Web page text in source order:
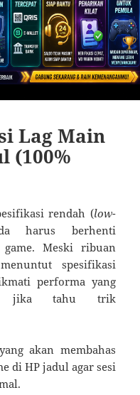
Lag Main
(100%
rendah (low-
harus berhenti
Meski ribuan
spesifikasi
performa yang
jika tahu trik
akan membahas
di HP jadul agar sesi